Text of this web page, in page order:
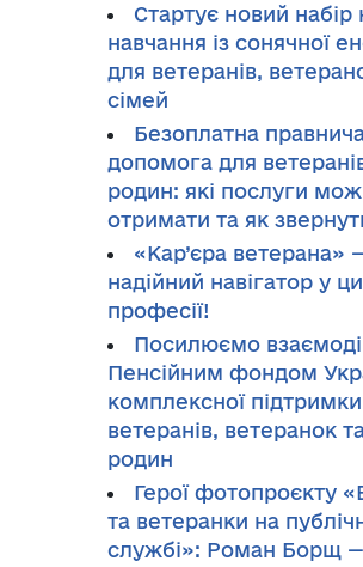
Стартує новий набір
навчання із сонячної
для ветеранів,
сімей
Безоплатна правнича
допомога для ветеранів
родин: які послуги
отримати та як
«Кар’єра ветерана»
надійний навігатор у
професії!
Посилюємо
Пенсійним фондом
комплексної підтримки
ветеранів, ветеранок та
родин
Герої фотопроєкту
та ветеранки на
службі»: Роман Борщ —